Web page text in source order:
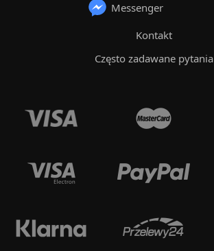
Messenger
Kontakt
Często zadawane pytania